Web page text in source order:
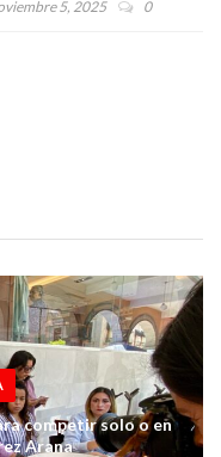
5, 2025 0
competir solo o en
Arana